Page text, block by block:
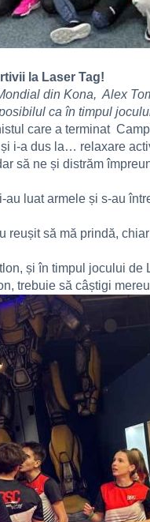
la Laser Tag!
din Kona, Alex
ca în timpul
care a terminat
i-a dus la… relaxare
să ne și distrăm
luat armele și s-au
reușit să mă prindă,
și în timpul jocului
trebuie să câștigi